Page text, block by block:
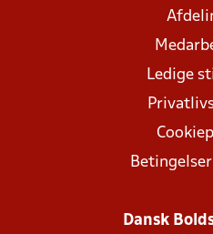
Ledige
Dansk